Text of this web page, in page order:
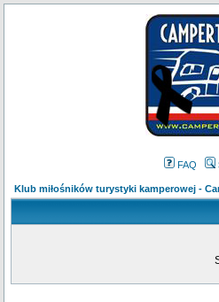
FAQ
Klub miłośników turystyki kamperowej -